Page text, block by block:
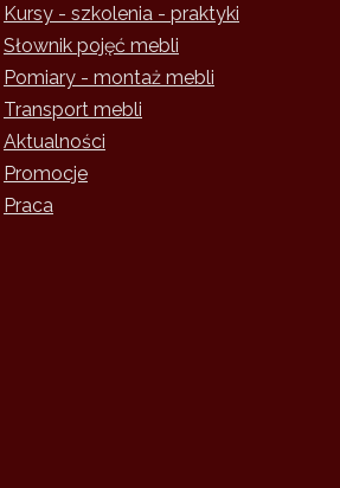
Kursy - szkolenia - praktyki
Słownik pojęć mebli
Pomiary - montaż mebli
Transport mebli
Aktualności
Promocje
Praca